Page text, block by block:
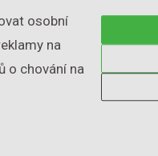
vašem monitoru
osobní
na
o chování na